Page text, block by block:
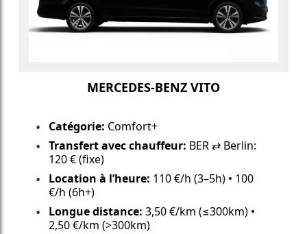
MERCEDES-BENZ VITO
Catégorie: Comfort+
Transfert avec chauffeur: BER ⇄ Berlin:
120 € (fixe)
Location à l’heure: 110 €/h (3–5h) • 100
€/h (6h+)
Longue distance: 3,50 €/km (≤300km) •
2,50 €/km (>300km)